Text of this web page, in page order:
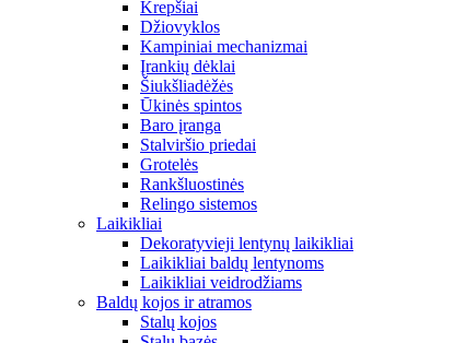
Krepšiai
Džiovyklos
Kampiniai mechanizmai
Įrankių dėklai
Šiukšliadėžės
Ūkinės spintos
Baro įranga
Stalviršio priedai
Grotelės
Rankšluostinės
Relingo sistemos
Laikikliai
Dekoratyvieji lentynų laikikliai
Laikikliai baldų lentynoms
Laikikliai veidrodžiams
Baldų kojos ir atramos
Stalų kojos